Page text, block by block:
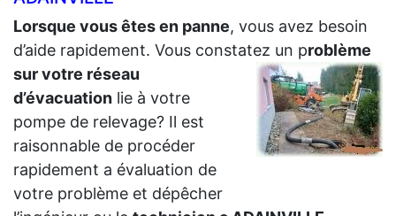
Lorsque vous êtes en panne, vous avez besoin
d’aide rapidement. Vous constatez un problème
sur votre réseau
d’évacuation lie à votre
pompe de relevage? Il est
raisonnable de procéder
rapidement a évaluation de
votre problème et dépêcher